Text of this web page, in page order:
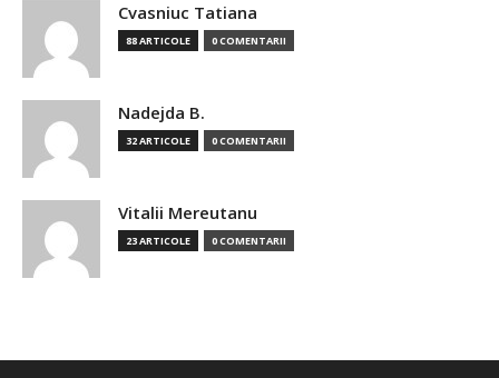
Cvasniuc Tatiana
88 ARTICOLE 0 COMENTARII
Nadejda B.
32 ARTICOLE 0 COMENTARII
Vitalii Mereutanu
23 ARTICOLE 0 COMENTARII